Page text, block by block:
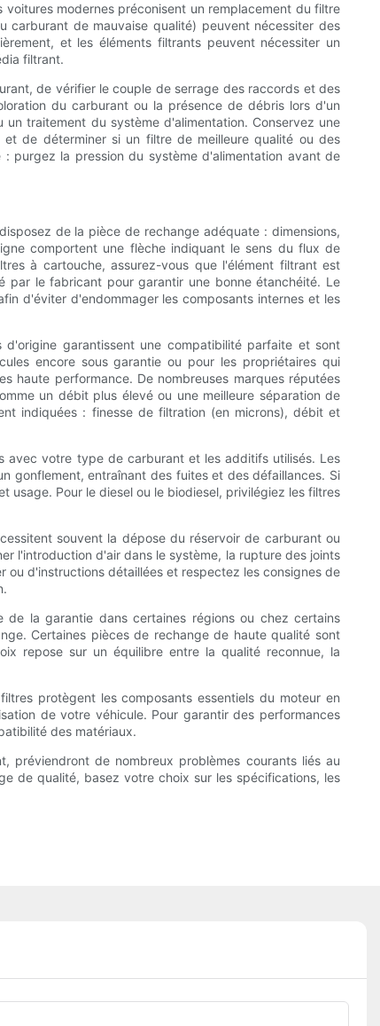
modernes préconisent un remplacement du filtre
de mauvaise qualité) peuvent nécessiter des
et les éléments filtrants peuvent nécessiter un
filtrant.
de vérifier le couple de serrage des raccords et des
du carburant ou la présence de débris lors d'un
traitement du système d'alimentation. Conservez une
de déterminer si un filtre de meilleure qualité ou des
purgez la pression du système d'alimentation avant de
de la pièce de rechange adéquate : dimensions,
comportent une flèche indiquant le sens du flux de
à cartouche, assurez-vous que l'élément filtrant est
par le fabricant pour garantir une bonne étanchéité. Le
d'éviter d'endommager les composants internes et les
garantissent une compatibilité parfaite et sont
encore sous garantie ou pour les propriétaires qui
haute performance. De nombreuses marques réputées
un débit plus élevé ou une meilleure séparation de
indiquées : finesse de filtration (en microns), débit et
avec votre type de carburant et les additifs utilisés. Les
gonflement, entraînant des fuites et des défaillances. Si
Pour le diesel ou le biodiesel, privilégiez les filtres
souvent la dépose du réservoir de carburant ou
l'introduction d'air dans le système, la rupture des joints
ou d'instructions détaillées et respectez les consignes de
la garantie dans certaines régions ou chez certains
Certaines pièces de rechange de haute qualité sont
repose sur un équilibre entre la qualité reconnue, la
protègent les composants essentiels du moteur en
de votre véhicule. Pour garantir des performances
des matériaux.
préviendront de nombreux problèmes courants liés au
de qualité, basez votre choix sur les spécifications, les